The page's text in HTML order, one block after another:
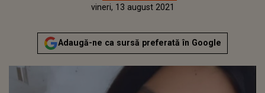
vineri, 13 august 2021Actualizat:
vineri, 13 august 2021
Adaugă-ne ca sursă preferată în Google